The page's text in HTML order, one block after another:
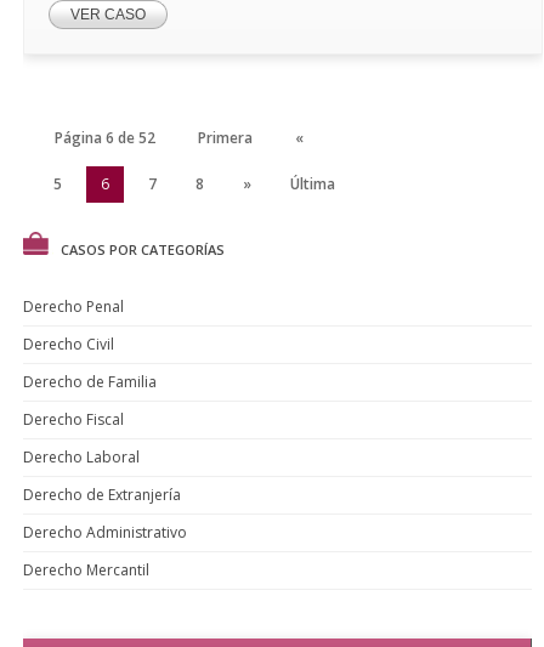
VER CASO
Página 6 de 52 Primera «
5 6 7 8 » Última
CASOS POR CATEGORÍAS
Derecho Penal
Derecho Civil
Derecho de Familia
Derecho Fiscal
Derecho Laboral
Derecho de Extranjería
Derecho Administrativo
Derecho Mercantil